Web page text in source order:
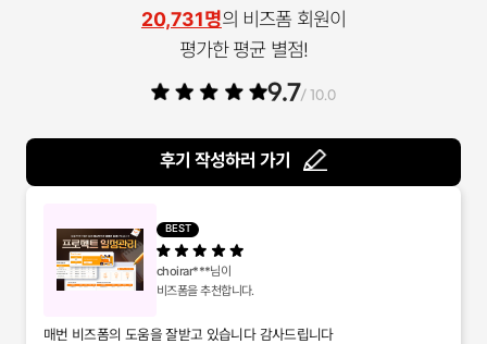
20,731명의 비즈폼 회원이
평가한 평균 별점!
9.7/ 10.0
후기 작성하러 가기
BEST
choirar***님이
비즈폼을 추천합니다.
매번 비즈폼의 도움을 잘받고 있습니다 감사드립니다